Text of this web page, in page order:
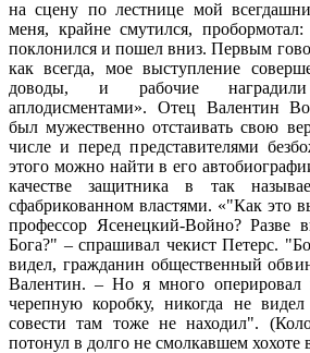
на сцену по лестнице мой
меня, крайне смутился,
поклонился и пошел вниз. Первым
как всегда, мое выступление
доводы, и рабочие
аплодисментами». Отец Валентин
был мужественно отстаивать свою
числе и перед представителями
этого можно найти в его
качестве защитника в так
сфабрикованном властями. «"Как это
профессор Ясенецкий-Войно? Разве
Бога?" – спрашивал чекист Петерс.
видел, гражданин общественный
Валентин. – Но я много оперировал
черепную коробку, никогда не
совести там тоже не находил".
потонул в долго не смолкавшем хохоте